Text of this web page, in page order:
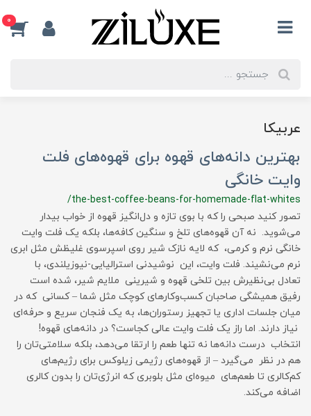
0
عربیکا
بهترین دانه‌های قهوه برای قهوه‌های فلت
وایت خانگی
/the-best-coffee-beans-for-homemade-flat-whites
تصور کنید صبحی را که با بوی تازه و دل‌انگیز قهوه از خواب بیدار
می‌شوید. نه آن قهوه‌های تلخ و سنگین کافه‌ها، بلکه یک فلت وایت
خانگی نرم و کرمی، که لایه نازک شیر روی اسپرسوی غلیظش مثل ابری
نرم می‌نشیند. فلت وایت، این نوشیدنی استرالیایی-نیوزیلندی، با
تعادل بی‌نظیرش بین تلخی قهوه و شیرینی ملایم شیر، شده است
رفیق همیشگی صاحبان کسب‌وکارهای کوچک مثل شما – کسانی که در
میان جلسات اداری یا تجهیز رستوران‌ها، به یک فنجان سریع و حرفه‌ای
نیاز دارند. اما راز یک فلت وایت عالی کجاست؟ در دانه‌های قهوه!
انتخاب درست دانه‌ها نه تنها طعم را ارتقا می‌دهد، بلکه سلامتی‌تان را
هم در نظر می‌گیرد – از قهوه‌های رژیمی زیلوکس برای رژیم‌های
کم‌کالری تا طعم‌های میوه‌ای مثل بلوبری که انرژی‌تان را بدون کالری
اضافه می‌کند.